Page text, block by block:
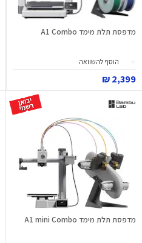
מדפסת תלת מימד A1 Combo
הוסף להשוואה
2,399 ₪
מדפסת תלת מימד A1 mini Combo